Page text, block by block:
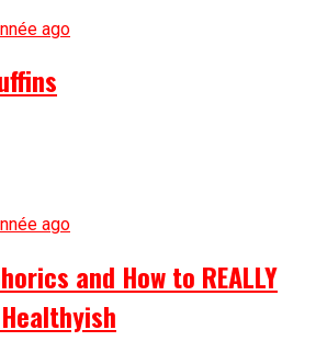
ago
ago
and How to REALLY